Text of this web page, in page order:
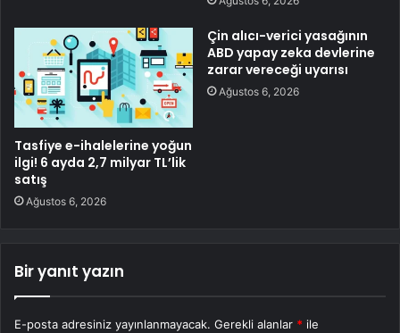
Tasfiye e-ihalelerine yoğun
ilgi! 6 ayda 2,7 milyar TL’lik
satış
Ağustos 6, 2026
Çin alıcı-verici yasağının
ABD yapay zeka devlerine
zarar vereceği uyarısı
Ağustos 6, 2026
Bir yanıt yazın
E-posta adresiniz yayınlanmayacak. Gerekli alanlar * ile